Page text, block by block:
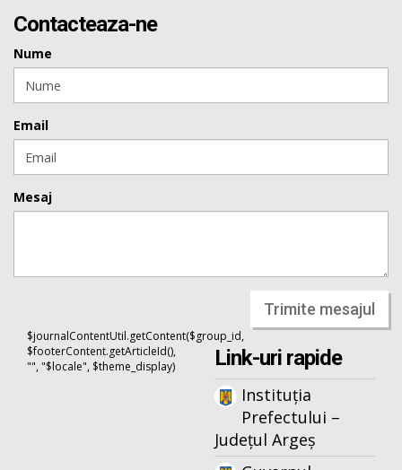
Contacteaza-ne
Nume
Email
Mesaj
Trimite mesajul
$journalContentUtil.getContent($group_id,
$footerContent.getArticleId(),
"", "$locale", $theme_display)
Link-uri rapide
Instituția
Prefectului –
Județul Argeș